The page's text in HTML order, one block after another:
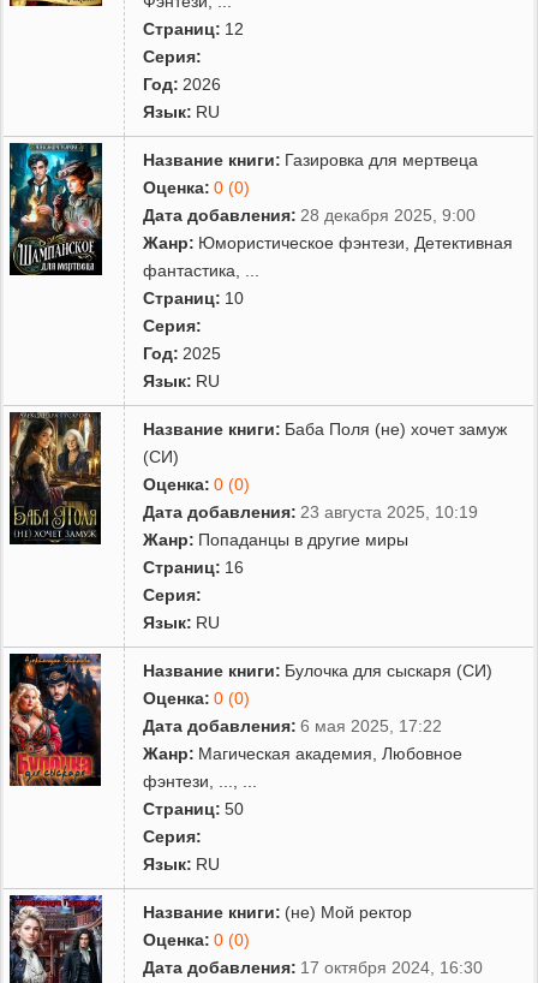
Страниц: 12
Серия:
Год: 2026
Язык: RU
Название книги: Газировка для мертвеца
Оценка: 0 (0)
Дата добавления: 28 декабря 2025, 9:00
Жанр: Юмористическое фэнтези
Детективная
фантастика
Страниц: 10
Серия:
Год: 2025
Язык: RU
Название книги: Баба Поля (не) хочет замуж
(СИ)
Оценка: 0 (0)
Дата добавления: 23 августа 2025, 10:19
Жанр: Попаданцы в другие миры
Страниц: 16
Серия:
Язык: RU
Название книги: Булочка для сыскаря (СИ)
Оценка: 0 (0)
Дата добавления: 6 мая 2025, 17:22
Жанр: Магическая академия
Любовное
фэнтези
Страниц: 50
Серия:
Язык: RU
Название книги: (не) Мой ректор
Оценка: 0 (0)
Дата добавления: 17 октября 2024, 16:30